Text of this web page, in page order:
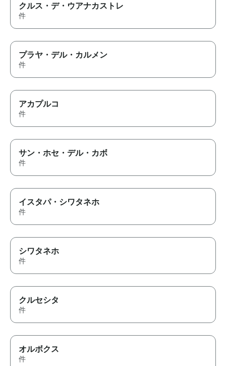
クルス・デ・ウアナカストレ
件
プラヤ・デル・カルメン
件
アカプルコ
件
サン・ホセ・デル・カボ
件
イスタパ・シワタネホ
件
シワタネホ
件
クルセシタ
件
オルボクス
件